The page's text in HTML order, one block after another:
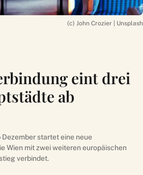
(c) John Crozier | Unsplash
eint drei
ab
startet eine neue
Wien mit zwei weiteren europäischen
verbindet.